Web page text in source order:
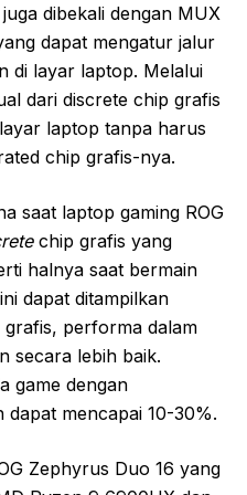
dibekali dengan MUX
dapat mengatur jalur
di layar laptop. Melalui
dari discrete chip grafis
laptop tanpa harus
chip grafis-nya.
saat laptop gaming ROG
chip grafis yang
halnya saat bermain
dapat ditampilkan
performa dalam
secara lebih baik.
game dengan
mencapai 10-30%.
Zephyrus Duo 16 yang